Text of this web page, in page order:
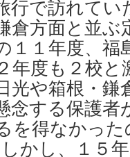
行で訪れてい
倉方面と並
１１年度、福
年度も２校と
光や箱根・
念する保護
を得なかっ
かし、１５